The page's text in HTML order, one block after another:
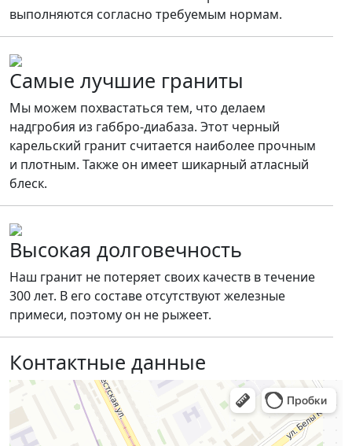
выполняются согласно требуемым нормам.
Самые лучшие граниты
Мы можем похвастаться тем, что делаем
надгробия из габбро-диабаза. Этот черный
карельский гранит считается наиболее прочным
и плотным. Также он имеет шикарный атласный
блеск.
Высокая долговечность
Наш гранит не потеряет своих качеств в течение
300 лет. В его составе отсутствуют железные
примеси, поэтому он не рыжеет.
Контактные данные